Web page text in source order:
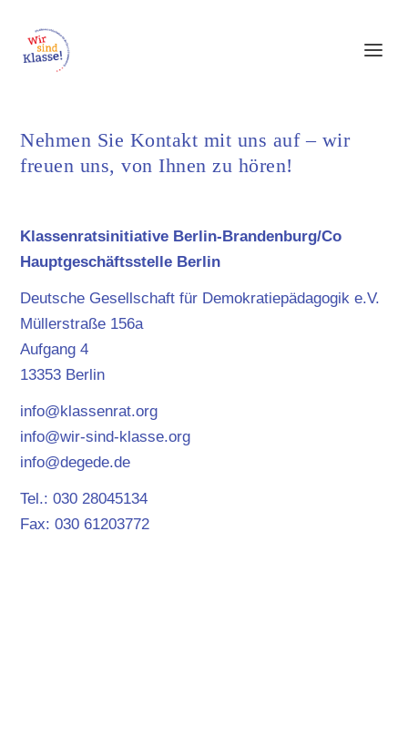
Nehmen Sie Kontakt mit uns auf – wir
freuen uns, von Ihnen zu hören!
Klassenratsinitiative Berlin-Brandenburg/Co
Hauptgeschäftsstelle Berlin
Deutsche Gesellschaft für Demokratiepädagogik e.V.
Müllerstraße 156a
Aufgang 4
13353 Berlin
info@klassenrat.org
info@wir-sind-klasse.org
info@degede.de
Tel.: 030 28045134
Fax: 030 61203772